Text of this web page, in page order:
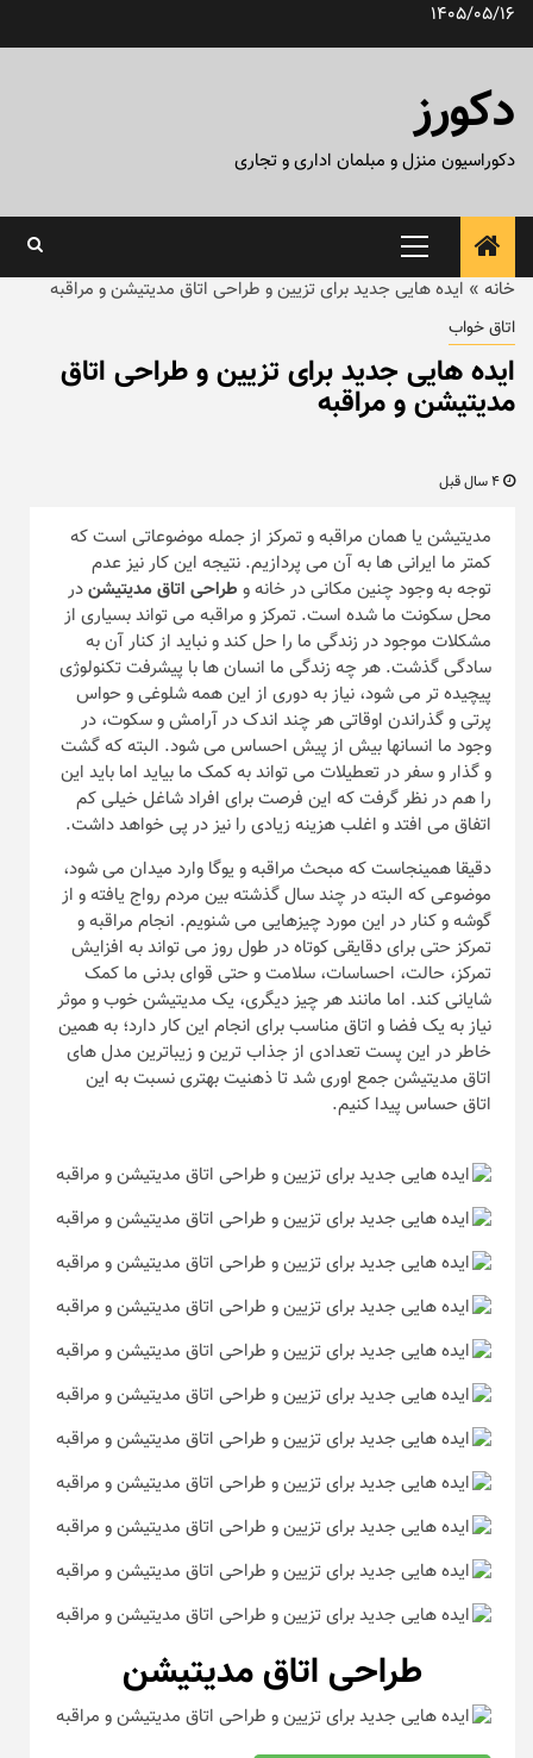
پرش1405/05/16
دکورز
دکوراسیون منزل و مبلمان اداری و تجاری
منوی
اصلی
خانه » ایده هایی جدید برای تزیین و طراحی اتاق مدیتیشن و مراقبه
اتاق خواب
ایده هایی جدید برای تزیین و طراحی اتاق
مدیتیشن و مراقبه
مدیتیشن یا همان مراقبه و تمرکز از جمله موضوعاتی است که
کمتر ما ایرانی ها به آن می پردازیم. نتیجه این کار نیز عدم
توجه به وجود چنین مکانی در خانه و طراحی اتاق مدیتیشندر
محل سکونت ما شده است. تمرکز و مراقبه می تواند بسیاری از
مشکلات موجود در زندگی ما را حل کند و نباید از کنار آن به
سادگی گذشت. هر چه زندگی ما انسان ها با پیشرفت تکنولوژی
پیچیده تر می شود، نیاز به دوری از این همه شلوغی و حواس
پرتی و گذراندن اوقاتی هر چند اندک در آرامش و سکوت، در
وجود ما انسانها بیش از پیش احساس می شود. البته که گشت
و گذار و سفر در تعطیلات می تواند به کمک ما بیاید اما باید این
را هم در نظر گرفت که این فرصت برای افراد شاغل خیلی کم
اتفاق می افتد و اغلب هزینه زیادی را نیز در پی خواهد داشت.
دقیقا همینجاست که مبحث مراقبه و یوگا وارد میدان می شود،
موضوعی که البته در چند سال گذشته بین مردم رواج یافته و از
گوشه و کنار در این مورد چیزهایی می شنویم. انجام مراقبه و
تمرکز حتی برای دقایقی کوتاه در طول روز می تواند به افزایش
تمرکز، حالت، احساسات، سلامت و حتی قوای بدنی ما کمک
شایانی کند. اما مانند هر چیز دیگری، یک مدیتیشن خوب و موثر
نیاز به یک فضا و اتاق مناسب برای انجام این کار دارد؛ به همین
خاطر در این پست تعدادی از جذاب ترین و زیباترین مدل های
اتاق مدیتیشن جمع اوری شد تا ذهنیت بهتری نسبت به این
اتاق حساس پیدا کنیم.
طراحی اتاق مدیتیشن